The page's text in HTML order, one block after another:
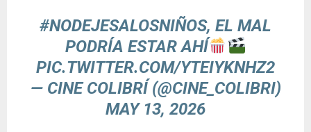
#NODEJESALOSNIÑOS, EL MAL
PODRÍA ESTAR AHÍ
PIC.TWITTER.COM/YTEIYKNHZ2
— CINE COLIBRÍ (@CINE_COLIBRI)
MAY 13, 2026